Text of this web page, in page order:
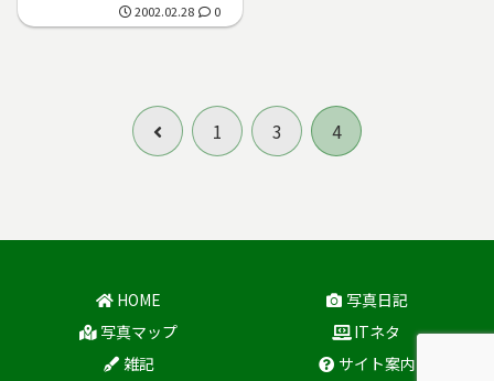
2002.02.28 0
前
1 3 4
HOME
写真日記
写真マップ
ITネタ
雑記
サイト案内